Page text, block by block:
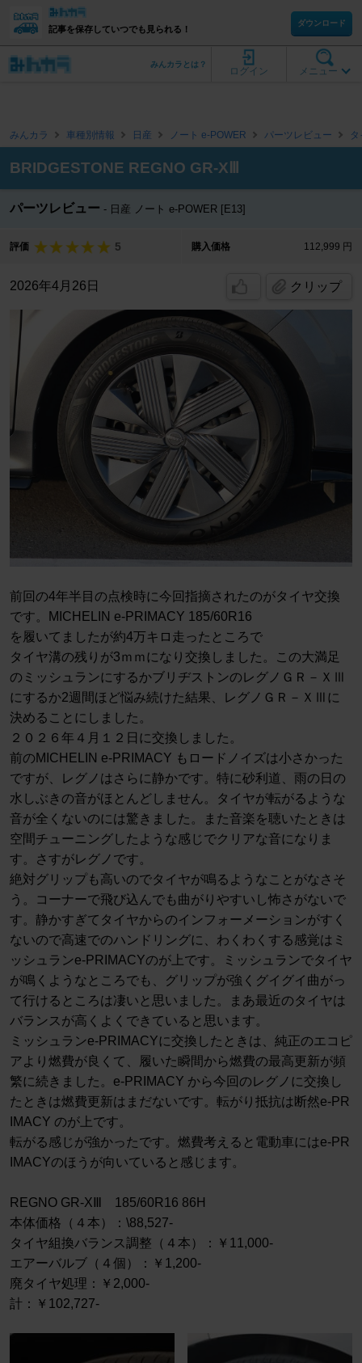
記事を保存していつでも見られる！
ダウンロード
メニュー
ログイン
みんカラとは？
みんカラ 車種別情報 日産 ノート e-POWER パーツレビュー
BRIDGESTONE REGNO GR-XⅢ
パーツレビュー 日産 ノート e-POWER [E13]
評価 5 購入価格 112,999 円
2026年4月26日 クリップ
前回の4年半目の点検時に今回指摘されたのがタイヤ交換
です。MICHELIN e-PRIMACY 185/60R16
を履いてましたが約4万キロ走ったところで
タイヤ溝の残りが3ｍｍになり交換しました。この大満足
のミッシュランにするかブリヂストンのレグノＧＲ－ＸⅢ
にするか2週間ほど悩み続けた結果、レグノＧＲ－ＸⅢに
決めることにしました。
２０２６年４月１２日に交換しました。
前のMICHELIN e-PRIMACY もロードノイズは小さかった
ですが、レグノはさらに静かです。特に砂利道、雨の日の
水しぶきの音がほとんどしません。タイヤが転がるような
音が全くないのには驚きました。また音楽を聴いたときは
空間チューニングしたような感じでクリアな音になりま
す。さすがレグノです。
絶対グリップも高いのでタイヤが鳴るようなことがなさそ
う。コーナーで飛び込んでも曲がりやすいし怖さがないで
す。静かすぎてタイヤからのインフォーメーションがすく
ないので高速でのハンドリングに、わくわくする感覚はミ
ッシュランe-PRIMACYのが上です。ミッシュランでタイヤ
が鳴くようなところでも、グリップが強くグイグイ曲がっ
て行けるところは凄いと思いました。まあ最近のタイヤは
バランスが高くよくできていると思います。
ミッシュランe-PRIMACYに交換したときは、純正のエコピ
アより燃費が良くて、履いた瞬間から燃費の最高更新が頻
繁に続きました。e-PRIMACY から今回のレグノに交換し
たときは燃費更新はまだないです。転がり抵抗は断然e-PR
IMACY のが上です。
転がる感じが強かったです。燃費考えると電動車にはe-PR
IMACYのほうが向いていると感じます。
REGNO GR-XⅢ 185/60R16 86H
本体価格（４本）：\88,527-
タイヤ組換バランス調整（４本）：￥11,000-
エアーバルブ（４個）：￥1,200-
廃タイヤ処理：￥2,000-
計：￥102,727-